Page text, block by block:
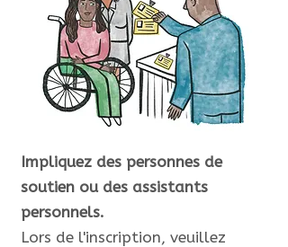
Impliquez des personnes de
soutien ou des assistants
personnels.
Lors de l'inscription, veuillez